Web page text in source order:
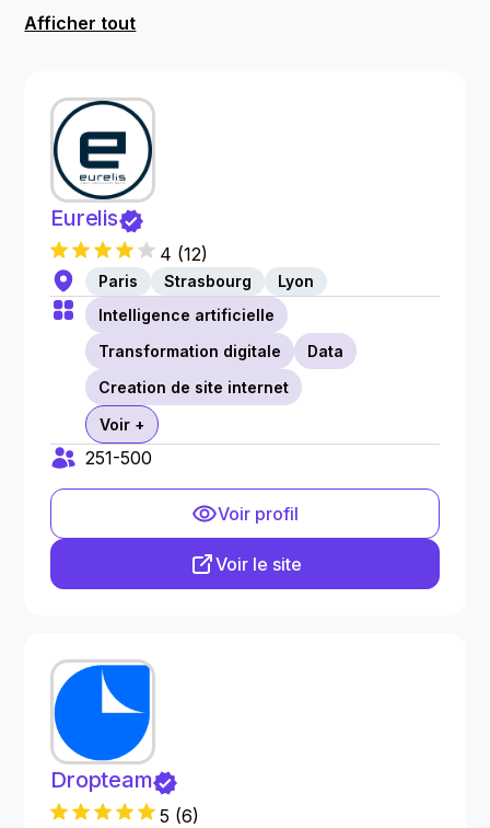
Afficher tout
Eurelis
4 (12)
Paris Strasbourg
Lyon
Intelligence artificielle
Transformation digitale
Data
Creation de site internet
Voir +
251-500
Voir profil
Voir le site
Dropteam
5 (6)